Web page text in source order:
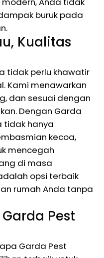
buruk pada
Kualitas
tidak perlu khawatir
Kami menawarkan
dan sesuai dengan
Dengan Garda
tidak hanya
kecoa,
mencegah
di masa
opsi terbaik
rumah Anda tanpa
Pest
Garda Pest